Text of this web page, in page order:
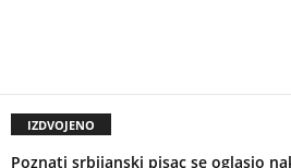
IZDVOJENO
Poznati srbijanski pisac se oglasio